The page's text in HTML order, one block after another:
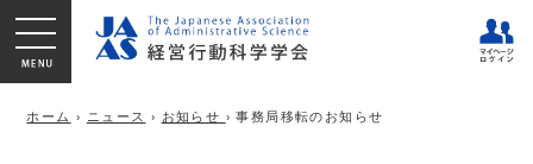
ホーム › ニュース › お知らせ › 事務局移転のお知らせ